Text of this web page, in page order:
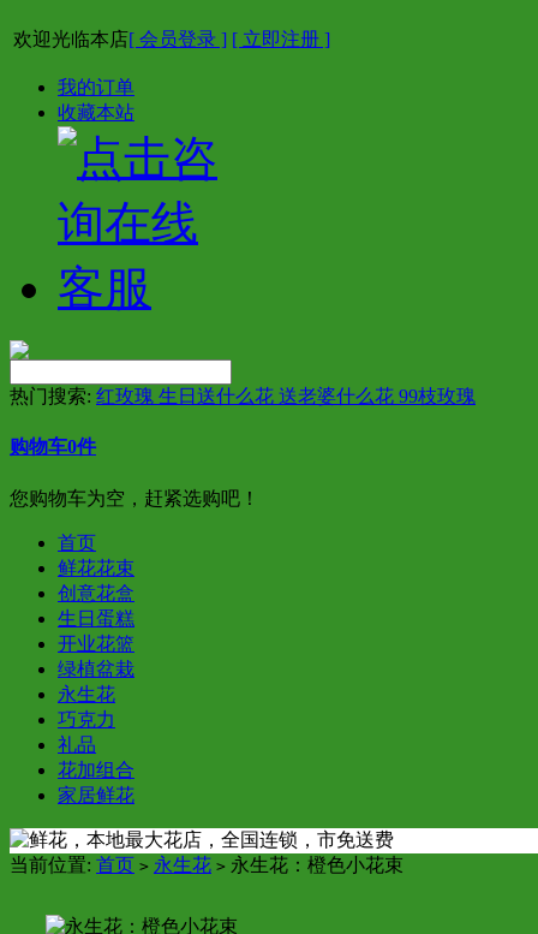
欢迎光临本店[ 会员登录 ] [ 立即注册 ]
我的订单
收藏本站
热门搜索: 红玫瑰 生日送什么花 送老婆什么花 99枝玫瑰
购物车0件
您购物车为空，赶紧选购吧！
首页
鲜花花束
创意花盒
生日蛋糕
开业花篮
绿植盆栽
永生花
巧克力
礼品
花加组合
家居鲜花
当前位置: 首页 > 永生花 > 永生花：橙色小花束